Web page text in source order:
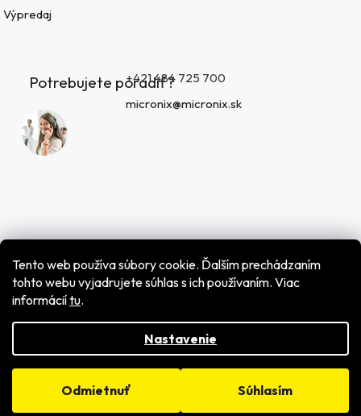
Tento web používa súbory cookie. Ďalším prechádzaním
tohto webu vyjadrujete súhlas s ich používaním. Viac
informáciítu.
Nastavenie
Odmietnuť Súhlasím
Výpredaj
Potrebujete poradiť?+421 484 725 700
micronix@micronix.sk
Copyright 2026MICRONIX spol. s r.o.. Všetky práva
vyhradené.